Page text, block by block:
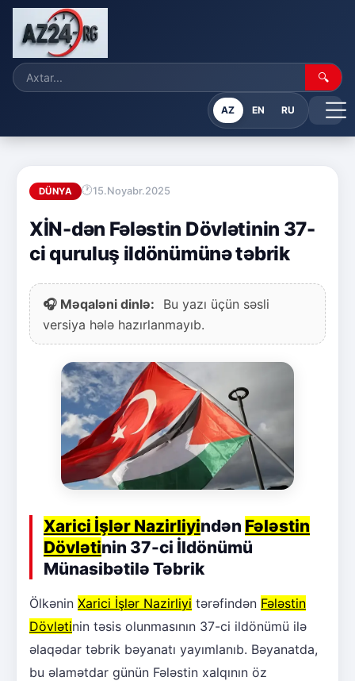
🔍
AZ EN RU
DÜNYA 15.Noyabr.2025
XİN-dən Fələstin Dövlətinin 37-
ci quruluş ildönümünə təbrik
🎧 Məqaləni dinlə:
Bu yazı üçün səsli
versiya hələ hazırlanmayıb.
Xarici İşlər Nazirliyindən Fələstin
Dövlətinin 37-ci İldönümü
Münasibətilə Təbrik
Ölkənin Xarici İşlər Nazirliyi tərəfindən Fələstin
Dövlətinin təsis olunmasının 37-ci ildönümü ilə
əlaqədar təbrik bəyanatı yayımlanıb. Bəyanatda,
bu əlamətdar günün Fələstin xalqının öz